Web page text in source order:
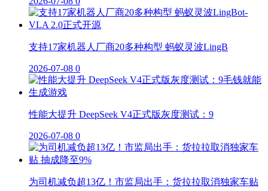
支持17家机器人厂商20多种构型 蚂蚁灵波LingB
2026-07-08 0
性能大提升 DeepSeek V4正式版灰度测试：9
2026-07-08 0
为司机减负超13亿！市监局出手：货拉拉取消独家车贴